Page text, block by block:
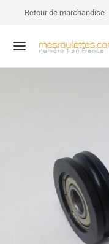
Retour de marchandise